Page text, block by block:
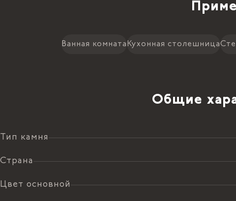
Ванная комнатаКухонная столешница
Общие
Тип камня
Страна
Цвет основной